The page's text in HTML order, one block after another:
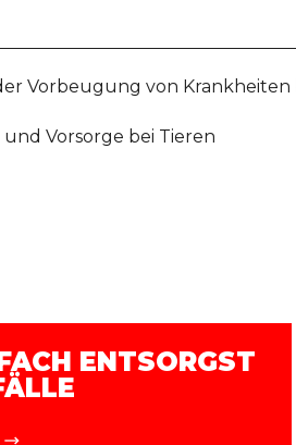
Vorbeugung von Krankheiten
Vorsorge bei Tieren
ENTSORGST